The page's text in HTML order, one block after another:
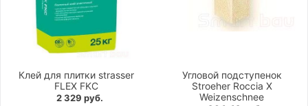
Клей для плитки strasser
FLEX FKC
2 329 руб.
Угловой подступенок
Stroeher Roccia X
Weizenschnee